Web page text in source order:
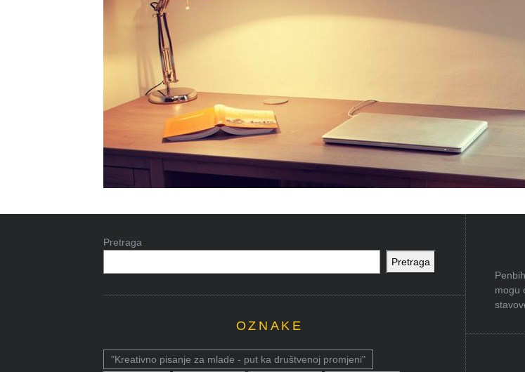
Pretraga
Pretraga
OZNAKE
"Kreativno pisanje za mlade - put ka društvenoj promjeni"
mogu